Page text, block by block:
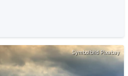
Symbolbild Pixabay